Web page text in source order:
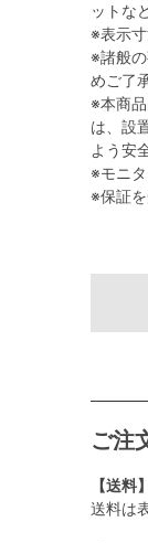
ットな
※表示
※諸般
めご了
※本商
は、設
よう安
※モニ
※保証
ご注
【送料】
送料は